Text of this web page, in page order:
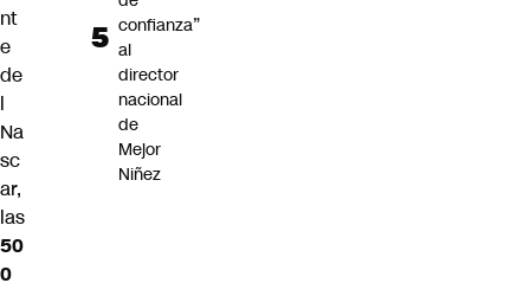
nt
e
de
l
Na
sc
ar,
las
50
0
confianza”
al
director
nacional
de
Mejor
Niñez